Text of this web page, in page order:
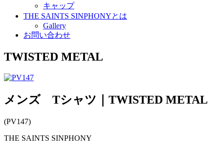
キャップ
THE SAINTS SINPHONYとは
Gallery
お問い合わせ
TWISTED METAL
メンズ Tシャツ｜TWISTED METAL
(PV147)
THE SAINTS SINPHONY